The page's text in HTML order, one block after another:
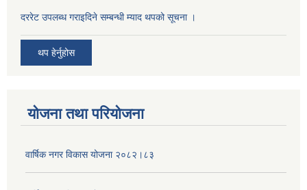
दररेट उपलब्ध गराइदिने सम्बन्धी म्याद थपको सूचना ।
थप हेर्नुहोस
योजना तथा परियोजना
वार्षिक नगर विकास योजना २०८२।८३